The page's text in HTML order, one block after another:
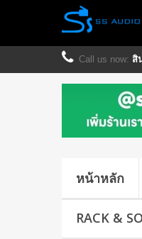
Call us now: สิ
หน้าหลัก
RACK &